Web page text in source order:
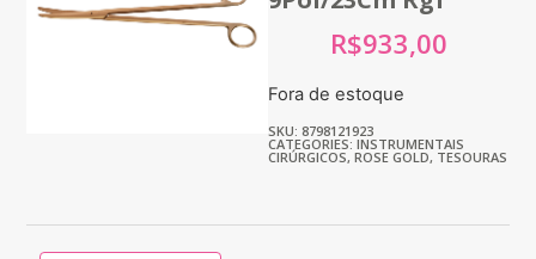
R$933,00
Fora de estoque
SKU: 8798121923
CATEGORIES: INSTRUMENTAIS
CIRÚRGICOS, ROSE GOLD, TESOURAS